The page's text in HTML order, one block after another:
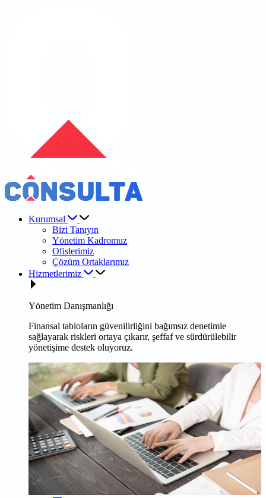
Kurumsal
Bizi Tanıyın
Yönetim Kadromuz
Ofislerimiz
Çözüm Ortaklarımız
Hizmetlerimiz
Yönetim Danışmanlığı
Finansal tabloların güvenilirliğini bağımsız denetimle
sağlayarak riskleri ortaya çıkarır, şeffaf ve sürdürülebilir
yönetişime destek oluyoruz.